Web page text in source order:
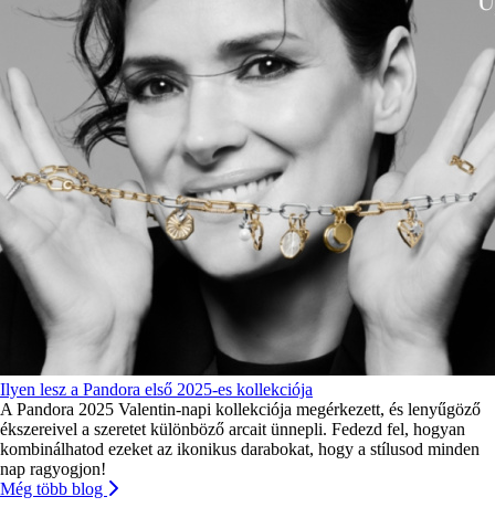
Ilyen lesz a Pandora első 2025-es kollekciója
A Pandora 2025 Valentin-napi kollekciója megérkezett, és lenyűgöző
ékszereivel a szeretet különböző arcait ünnepli. Fedezd fel, hogyan
kombinálhatod ezeket az ikonikus darabokat, hogy a stílusod minden
nap ragyogjon!
Még több blog